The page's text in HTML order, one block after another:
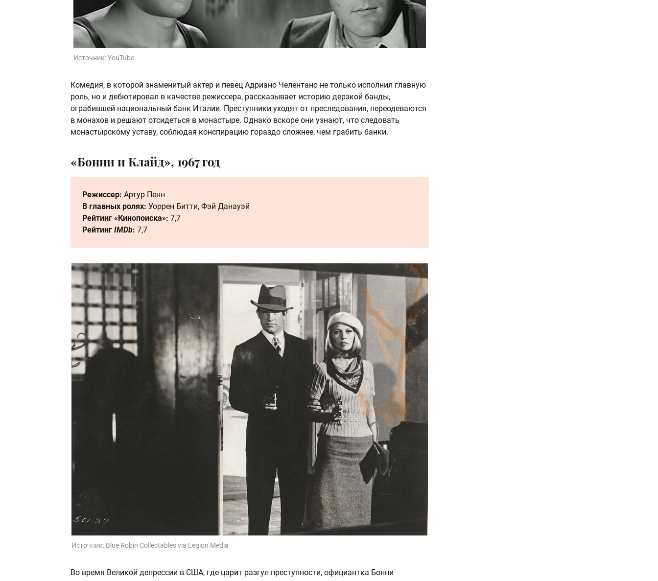
Источник:YouTube
Комедия, в которой знаменитый актер и певец Адриано Челентано не только исполнил главную
роль, но и дебютировал в качестве режиссера, рассказывает историю дерзкой банды,
ограбившей национальный банк Италии. Преступники уходят от преследования, переодеваются
в монахов и решают отсидеться в монастыре. Однако вскоре они узнают, что следовать
монастырскому уставу, соблюдая конспирацию гораздо сложнее, чем грабить банки.
«Бонни и Клайд», 1967 год
Режиссер: Артур Пенн
В главных ролях: Уоррен Битти, Фэй Данауэй
Рейтинг «Кинопоиска»: 7,7
Рейтинг IMDb: 7,7
Источник: Blue Robin Collectables via Legion Media
Во время Великой депрессии в США, где царит разгул преступности, официантка Бонни